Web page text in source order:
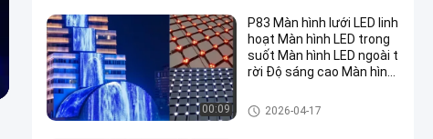
00:09
P83 Màn hình lưới LED linh
hoạt Màn hình LED trong
suốt Màn hình LED ngoài t
rời Độ sáng cao Màn hình
tòa nhà Mặt tiền Truyền t
hông Bức tường Bức tran
Màn hình lưới LED
2026-04-17